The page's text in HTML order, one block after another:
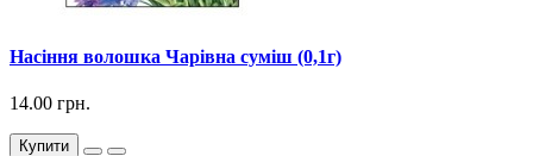
Насіння волошка Чарівна суміш (0,1г)
14.00 грн.
Купити